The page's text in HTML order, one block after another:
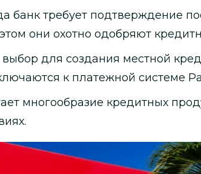
банк требует подтверждение
они охотно одобряют
для создания местной
к платежной системе
многообразие кредитных